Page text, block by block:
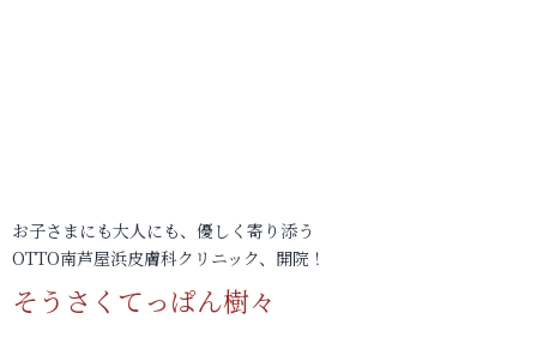
お子さまにも大人にも、優しく寄り添う
OTTO南芦屋浜皮膚科クリニック、開院！
そうさくてっぱん樹々